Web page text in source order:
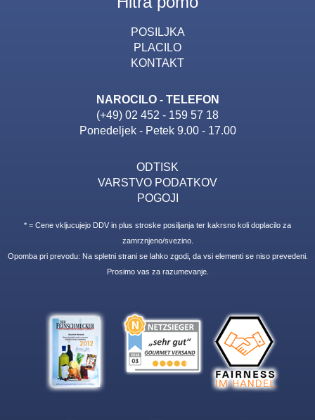
POSILJKA
PLACILO
KONTAKT
NAROCILO - TELEFON
(+49) 02 452 - 159 57 18
Ponedeljek - Petek 9.00 - 17.00
ODTISK
VARSTVO PODATKOV
POGOJI
* = Cene vkljucujejo DDV in plus stroske posiljanja ter kakrsno koli doplacilo za
zamrznjeno/svezino.
Opomba pri prevodu: Na spletni strani se lahko zgodi, da vsi elementi se niso prevedeni.
Prosimo vas za razumevanje.